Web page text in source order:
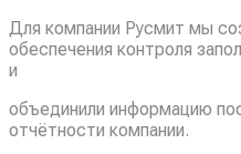
Для компании Русмит мы
обеспечения контроля
и
объединили информацию
отчётности компании.